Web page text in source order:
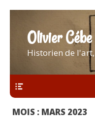
Olivier Cébe
Historien de
MOIS : MARS 2023